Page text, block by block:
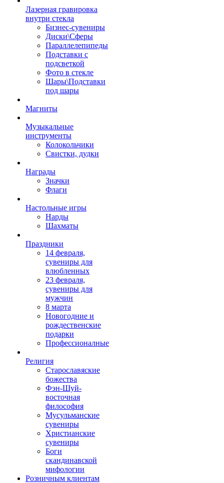
Лазерная гравировка
внутри стекла
Бизнес-сувениры
Диски\Сферы
Параллелепипеды
Подставки с
подсветкой
Фото в стекле
Шары\Подставки
под шары
Магниты
Музыкальные
инструменты
Колокольчики
Свистки, дудки
Награды
Значки
Флаги
Настольные игры
Нарды
Шахматы
Праздники
14 февраля,
сувениры для
влюбленных
23 февраля,
сувениры для
мужчин
8 марта
Новогодние и
рождественские
подарки
Профессионалные
Религия
Старославяские
божества
Фэн-Шуй-
восточная
философия
Мусульманские
сувениры
Христианские
сувениры
Боги
скандинавской
мифологии
Розничным клиентам